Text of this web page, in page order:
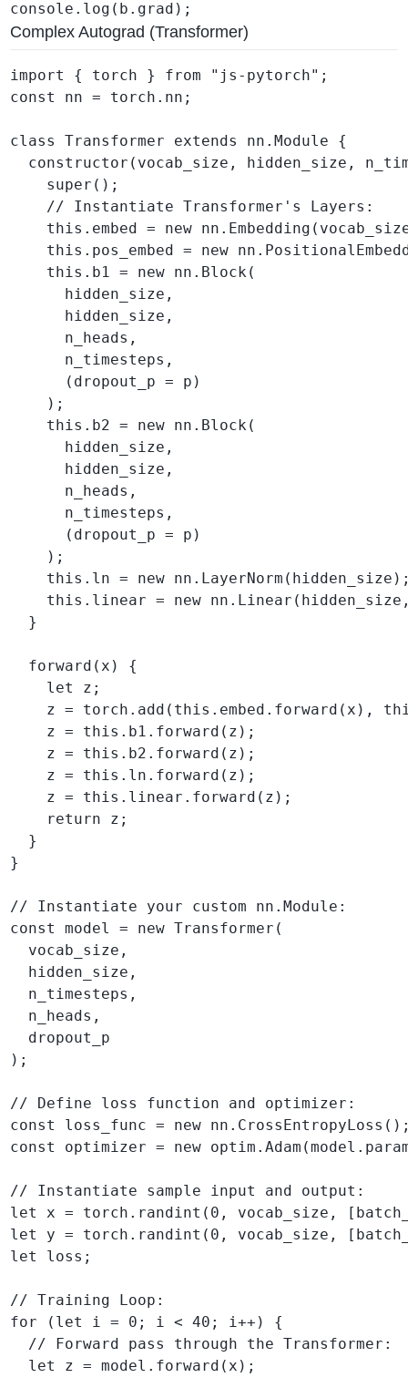
console.log(b.grad);
Complex Autograd (Transformer)
import { torch } from "js-pytorch";
const nn = torch.nn;
class Transformer extends nn.Module {
constructor(vocab_size, hidden_size,
    super();
    // Instantiate Transformer's Layers:
this.embed = new
this.pos_embed = new
    this.b1 = new nn.Block(
      hidden_size,
      hidden_size,
      n_heads,
      n_timesteps,
      (dropout_p = p)
    );
    this.b2 = new nn.Block(
      hidden_size,
      hidden_size,
      n_heads,
      n_timesteps,
      (dropout_p = p)
    );
this.ln = new
this.linear = new
  }
  forward(x) {
    let z;
z = torch.add(this.embed.forward(x),
    z = this.b1.forward(z);
    z = this.b2.forward(z);
    z = this.ln.forward(z);
    z = this.linear.forward(z);
    return z;
  }
}
// Instantiate your custom nn.Module:
const model = new Transformer(
  vocab_size,
  hidden_size,
  n_timesteps,
  n_heads,
  dropout_p
);
// Define loss function and optimizer:
const loss_func = new
const optimizer = new
// Instantiate sample input and output:
let x = torch.randint(0, vocab_size,
let y = torch.randint(0, vocab_size,
let loss;
// Training Loop:
for (let i = 0; i < 40; i++) {
  // Forward pass through the Transformer:
  let z = model.forward(x);